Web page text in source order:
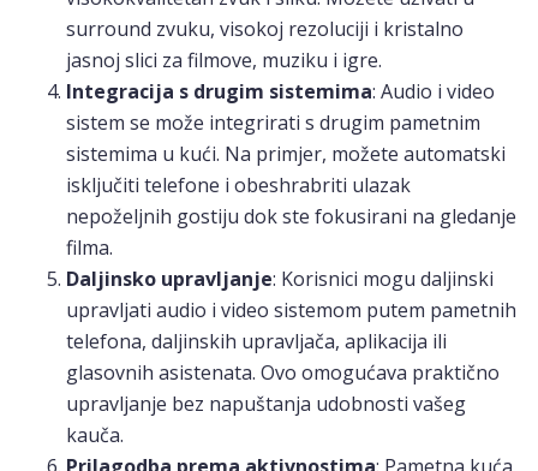
surround zvuku, visokoj rezoluciji i kristalno
jasnoj slici za filmove, muziku i igre.
Integracija s drugim sistemima: Audio i video
sistem se može integrirati s drugim pametnim
sistemima u kući. Na primjer, možete automatski
isključiti telefone i obeshrabriti ulazak
nepoželjnih gostiju dok ste fokusirani na gledanje
filma.
Daljinsko upravljanje: Korisnici mogu daljinski
upravljati audio i video sistemom putem pametnih
telefona, daljinskih upravljača, aplikacija ili
glasovnih asistenata. Ovo omogućava praktično
upravljanje bez napuštanja udobnosti vašeg
kauča.